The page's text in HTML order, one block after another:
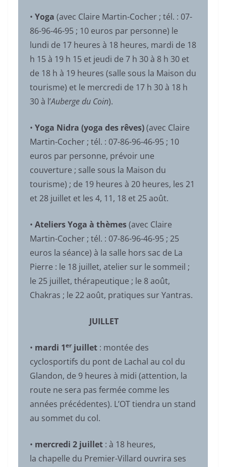
• Yoga (avec Claire Martin-Cocher ; tél. : 07-
86-96-46-95 ; 10 euros par personne) le
lundi de 17 heures à 18 heures, mardi de 18
h 15 à 19 h 15 et jeudi de 7 h 30 à 8 h 30 et
de 18 h à 19 heures (salle sous la Maison du
tourisme) et le mercredi de 17 h 30 à 18 h
30 à l’Auberge du Coin).
• Yoga Nidra (yoga des rêves)(avec Claire
Martin-Cocher ; tél. : 07-86-96-46-95 ; 10
euros par personne, prévoir une
couverture ; salle sous la Maison du
tourisme) ; de 19 heures à 20 heures, les 21
et 28 juillet et les 4, 11, 18 et 25 août.
• Ateliers Yoga à thèmes(avec Claire
Martin-Cocher ; tél. : 07-86-96-46-95 ; 25
euros la séance) à la salle hors sac de La
Pierre : le 18 juillet, atelier sur le sommeil ;
le 25 juillet, thérapeutique ; le 8 août,
Chakras ; le 22 août, pratiques sur Yantras.
JUILLET
• mardi 1erjuillet: montée des
cyclosportifs du pont de Lachal au col du
Glandon, de 9 heures à midi (attention, la
route ne sera pas fermée comme les
années précédentes). L’OT tiendra un stand
au sommet du col.
• mercredi 2 juillet: à 18 heures,
la chapelle du Premier-Villard ouvrira ses